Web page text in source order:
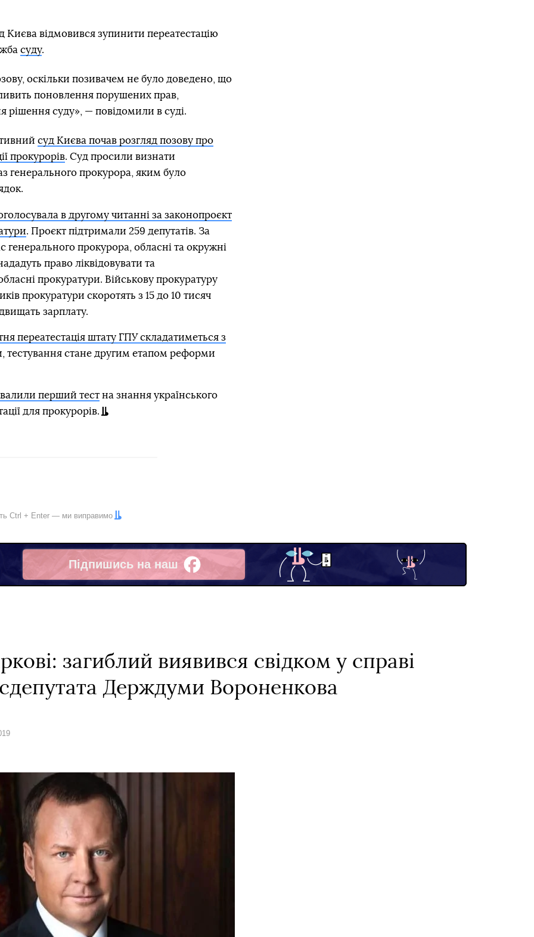
відмовився зупинити переатестацію
суду.
оскільки позивачем не було доведено, що
поновлення порушених прав,
рішення суду», — повідомили в суді.
суд Києва почав розгляд позову про
прокурорів. Суд просили визнати
генерального прокурора, яким було
в другому читанні за законопроєкт
. Проєкт підтримали 259 депутатів. За
генерального прокурора, обласні та окружні
право ліквідовувати та
прокуратури. Військову прокуратуру
прокуратури скоротять з 15 до 10 тисяч
зарплату.
переатестація штату ГПУ складатиметься з
тестування стане другим етапом реформи
перший тестна знання українського
для прокурорів.
Ctrl + Enter — ми виправимо
Підпишись на наш
Facebook
загиблий виявився свідком у справі
Держдуми Вороненкова